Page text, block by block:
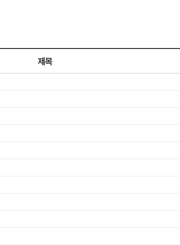
제목